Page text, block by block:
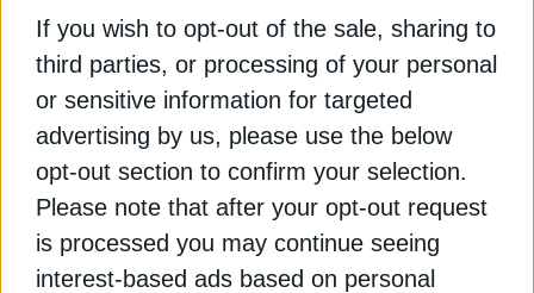
If you wish to opt-out of the sale, sharing to
third parties, or processing of your personal
or sensitive information for targeted
advertising by us, please use the below
opt-out section to confirm your selection.
Please note that after your opt-out request
is processed you may continue seeing
interest-based ads based on personal
Διαβάστε ακόμη
Meta: Υπογράφει mega συμφωνίες πυρηνικής
ενέργειας για τα data centers
Η NextEra και η Meta υπογράφουν PPAs για 2,5
GW στις ΗΠΑ